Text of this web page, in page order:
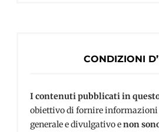
CONDIZIONI
I contenuti pubblicati in
obiettivo di fornire informazioni
generale e divulgativo enon